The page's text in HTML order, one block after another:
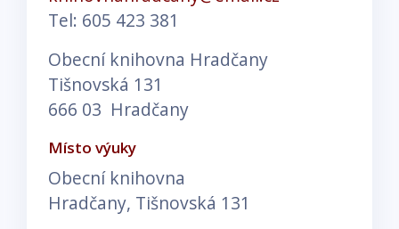
Tel: 605 423 381
Obecní knihovna Hradčany
Tišnovská 131
666 03 Hradčany
Místo výuky
Obecní knihovna
Hradčany, Tišnovská 131